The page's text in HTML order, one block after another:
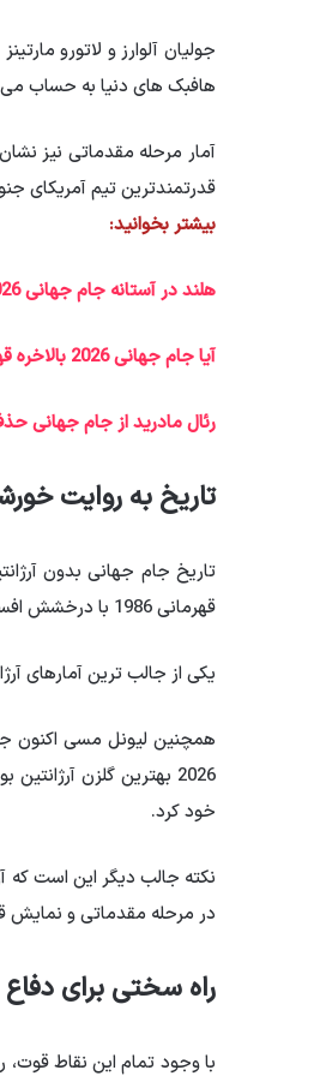
جولیان آلوارز و لاتورو
هافبک های دنیا به حساب می
قدرتمندترین تیم آمریکای
بیشتر بخوانید:
هلند در آستانه جام جهانی 2026 “لاله های نارنجی” طلسم فینال را خواهد شکست؟ | امید با اشک
آیا جام جهانی 2026 بالاخره قهرمان جدیدی خواهد داشت؟
رئال مادرید از جام جهانی
تاریخ به روایت
قهرمانی 1986 با درخشش افسانه ای دیگو مارادونا همراه بود. همان جامی که گل معروف «دست خدا» به انگلیس به ثبت رسید.
یکی از جالب ترین آمارهای آرژانتین این است که
همچنین لیونل مسی اکنون
2026 بهترین گلزن
خود کرد.
نکته جالب دیگر این است که
در مرحله مقدماتی و نمایش
راه سختی برای دفاع
با وجود تمام این نقاط قوت،